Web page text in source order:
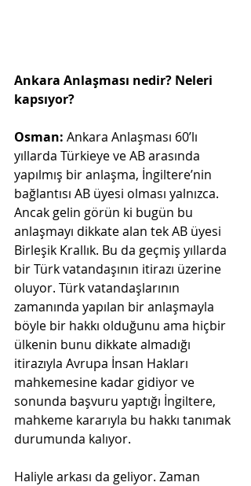
Ankara Anlaşması nedir? Neleri
kapsıyor?
Osman: Ankara Anlaşması 60’lı
yıllarda Türkieye ve AB arasında
yapılmış bir anlaşma, İngiltere’nin
bağlantısı AB üyesi olması yalnızca.
Ancak gelin görün ki bugün bu
anlaşmayı dikkate alan tek AB üyesi
Birleşik Krallık. Bu da geçmiş yıllarda
bir Türk vatandaşının itirazı üzerine
oluyor. Türk vatandaşlarının
zamanında yapılan bir anlaşmayla
böyle bir hakkı olduğunu ama hiçbir
ülkenin bunu dikkate almadığı
itirazıyla Avrupa İnsan Hakları
mahkemesine kadar gidiyor ve
sonunda başvuru yaptığı İngiltere,
mahkeme kararıyla bu hakkı tanımak
durumunda kalıyor.
Haliyle arkası da geliyor. Zaman